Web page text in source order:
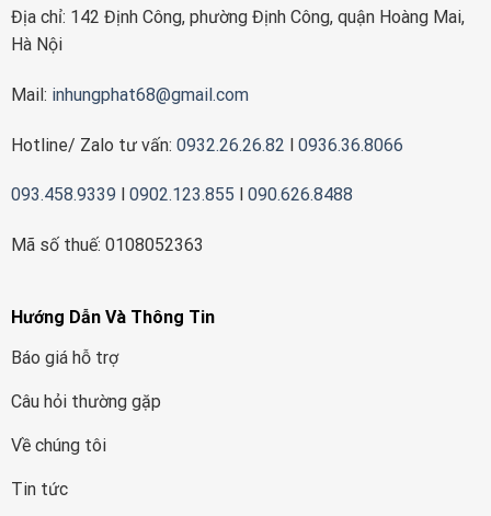
Địa chỉ: 142 Định Công, phường Định Công, quận Hoàng Mai,
Hà Nội
Mail: inhungphat68@gmail.com
Hotline/ Zalo tư vấn: 0932.26.26.82 l 0936.36.8066
093.458.9339 0902.123.855 090.626.8488
Mã số thuế: 0108052363
Hướng Dẫn Và Thông Tin
Báo giá hỗ trợ
Câu hỏi thường gặp
Về chúng tôi
Tin tức